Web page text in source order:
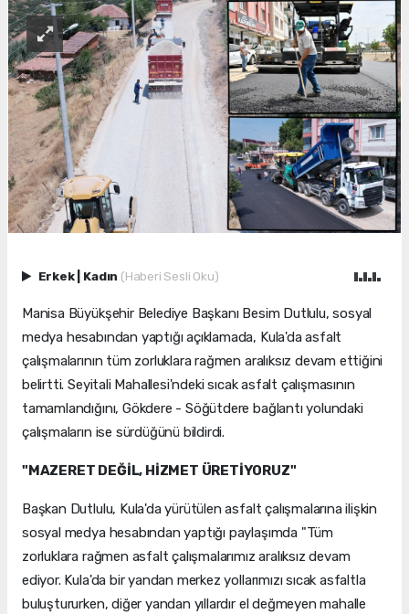
Erkek Kadın (Haberi Sesli Oku)
Manisa Büyükşehir Belediye Başkanı Besim Dutlulu, sosyal
medya hesabından yaptığı açıklamada, Kula'da asfalt
çalışmalarının tüm zorluklara rağmen aralıksız devam ettiğini
belirtti. Seyitali Mahallesi'ndeki sıcak asfalt çalışmasının
tamamlandığını, Gökdere - Söğütdere bağlantı yolundaki
çalışmaların ise sürdüğünü bildirdi.
"MAZERET DEĞİL, HİZMET ÜRETİYORUZ"
Başkan Dutlulu, Kula'da yürütülen asfalt çalışmalarına ilişkin
sosyal medya hesabından yaptığı paylaşımda "Tüm
zorluklara rağmen asfalt çalışmalarımız aralıksız devam
ediyor. Kula'da bir yandan merkez yollarımızı sıcak asfaltla
buluştururken, diğer yandan yıllardır el değmeyen mahalle